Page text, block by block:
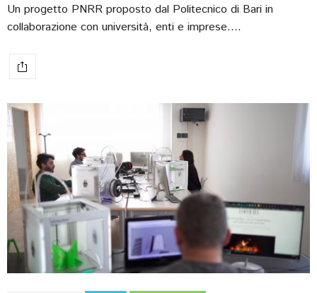
Un progetto PNRR proposto dal Politecnico di Bari in
collaborazione con università, enti e imprese.…